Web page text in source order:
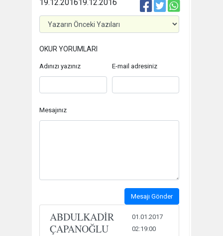
19.12.2016
19.12.2016
OKUR YORUMLARI
Adınızı yazınız E-mail adresiniz
Mesajınız
Mesajı Gönder
ABDULKADİR
ÇAPANOĞLU
01.01.2017
02:19:00